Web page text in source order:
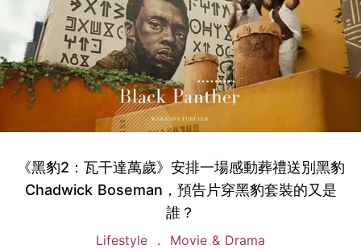
《黑豹2：瓦干達萬歲》安排一場感動葬禮送別黑豹
Chadwick Boseman，預告片穿黑豹套裝的又是
誰？
Lifestyle Movie & Drama